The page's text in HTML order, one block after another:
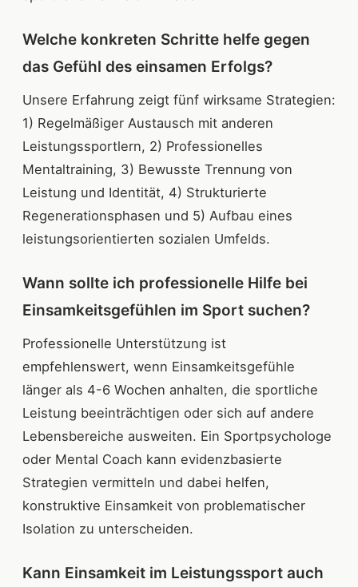
Welche konkreten Schritte helfe gegen
das Gefühl des einsamen Erfolgs?
Unsere Erfahrung zeigt fünf wirksame Strategien:
1) Regelmäßiger Austausch mit anderen
Leistungssportlern, 2) Professionelles
Mentaltraining, 3) Bewusste Trennung von
Leistung und Identität, 4) Strukturierte
Regenerationsphasen und 5) Aufbau eines
leistungsorientierten sozialen Umfelds.
Wann sollte ich professionelle Hilfe bei
Einsamkeitsgefühlen im Sport suchen?
Professionelle Unterstützung ist
empfehlenswert, wenn Einsamkeitsgefühle
länger als 4-6 Wochen anhalten, die sportliche
Leistung beeinträchtigen oder sich auf andere
Lebensbereiche ausweiten. Ein Sportpsychologe
oder Mental Coach kann evidenzbasierte
Strategien vermitteln und dabei helfen,
konstruktive Einsamkeit von problematischer
Isolation zu unterscheiden.
Kann Einsamkeit im Leistungssport auch